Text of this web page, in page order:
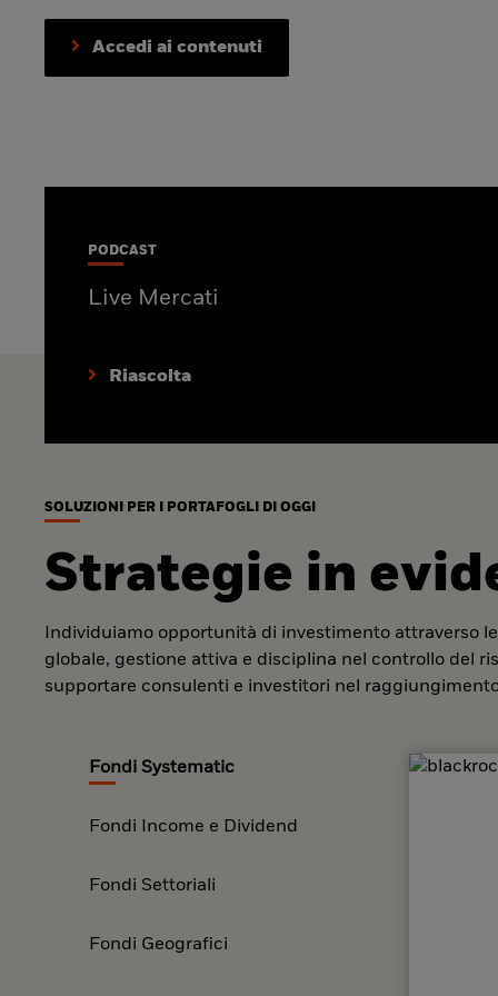
Accedi ai contenuti
PODCAST
Live Mercati
Riascolta
SOLUZIONI PER I PORTAFOGLI DI OGGI
Strategie in
Individuiamo opportunità di investimento attraverso
globale, gestione attiva e disciplina nel controllo del
supportare consulenti e investitori nel
Fondi Systematic
Fondi Income e Dividend
Fondi Settoriali
Fondi Geografici